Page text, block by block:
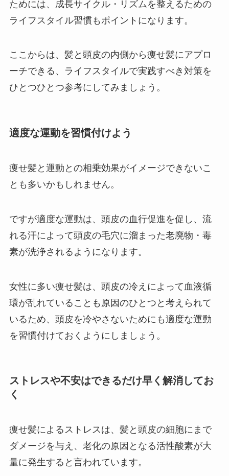
ためには、成長サイクル・リズムを整えるための
ライフスタイル習慣もポイントになります。
ここからは、髪と頭皮の内側から痩せ髪にアプロ
ーチできる、ライフスタイルで実践すべき対策を
ひとつひとつ参考にしてみましょう。
適度な運動を習慣付けよう
痩せ髪と運動との相乗効果がイメージできないこ
とも多いかもしれません。
ですが適度な運動は、頭皮の血行促進を促し、流
れる汗によって頭皮の毛穴に溜まった老廃物・毒
素が洗浄されるようになります。
女性に多い痩せ髪は、頭皮の冷えによって血液循
環が乱れていることも原因のひとつと考えられて
いるため、頭皮を冷やさないためにも適度な運動
を習慣付けておくようにしましょう。
ストレスや不安はできるだけ早く解消してお
く
痩せ髪によるストレスは、髪と頭皮の細胞にまで
ダメージを与え、老化の原因となる活性酸素が大
量に発生すると言われています。